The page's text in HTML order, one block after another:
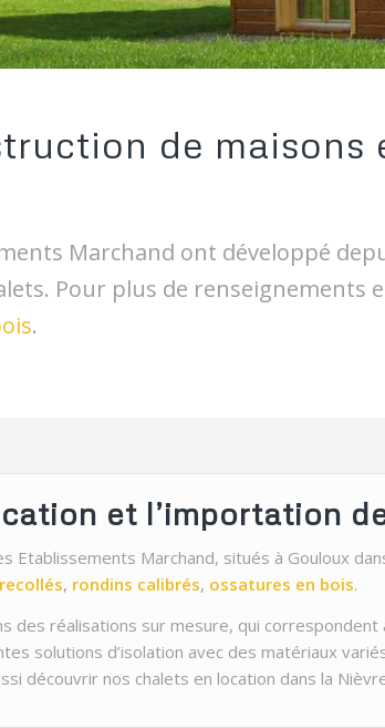
de maisons
Marchand ont développé
Pour plus de renseignements
.
et l’importation
Etablissements Marchand, situés à Gouloux
, rondins calibrés, ossatures en bois.
des réalisations sur mesure, qui
solutions d’isolation avec des matériaux
découvrir nos chalets en location dans la